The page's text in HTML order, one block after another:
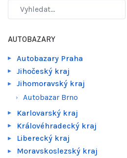
AUTOBAZARY
Autobazary Praha
Jihočeský kraj
Jihomoravský kraj
Autobazar Brno
Karlovarský kraj
Královéhradecký kraj
Liberecký kraj
Moravskoslezský kraj